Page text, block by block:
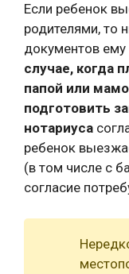
Если ребенок
родителями, то
документов ему
случае, когда
папой или
подготовить
нотариуса
ребенок
(в том числе с
согласие